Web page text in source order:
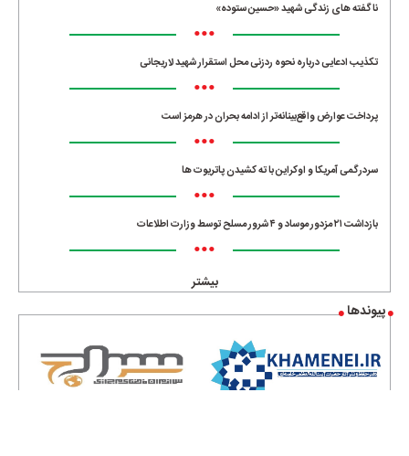
ناگفته های زندگی شهید «حسین ستوده»
•••
تکذیب ادعایی درباره نحوه ردزنی محل استقرار شهید لاریجانی
•••
پرداخت عوارض واقع‌بینانه‌تر از ادامه بحران در هرمز است
•••
سردرگمی آمریکا و اوکراین با ته کشیدن پاتریوت ها
•••
بازداشت ۲۱ مزدور موساد و ۴ شرور مسلح توسط وزارت اطلاعات
•••
بیشتر
پیوندها